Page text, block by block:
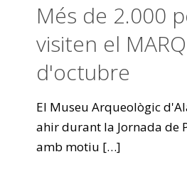
Més de 2.000
visiten el
d'octubre
El Museu Arqueològic
ahir durant la Jornada de
amb motiu […]